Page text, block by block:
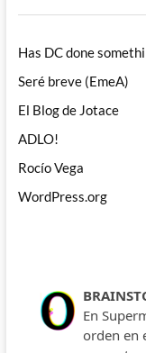
Has DC done
Seré breve (EmeA)
El Blog de Jotace
ADLO!
Rocío Vega
WordPress.org